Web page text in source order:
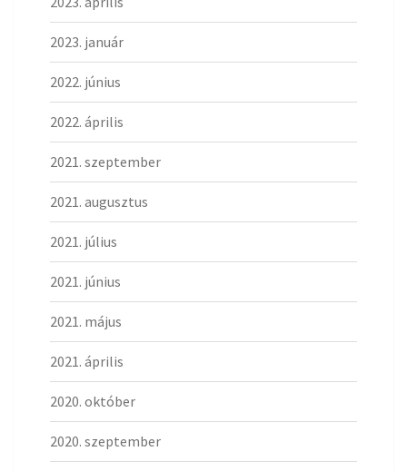
2023. január
2022. június
2022. április
2021. szeptember
2021. augusztus
2021. július
2021. június
2021. május
2021. április
2020. október
2020. szeptember